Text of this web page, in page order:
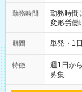
勤務時間
勤務時間
変形労働時間
～21：00
期間 単発・1
特徴
週1日か
募集